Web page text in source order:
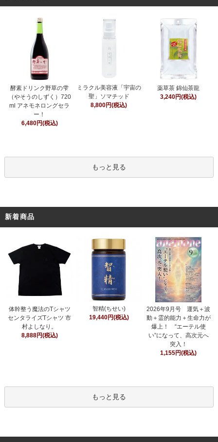
酵素ドリンク野草の雫
（やそうのしずく）720
ml アネモネロングセラ
ー！
6,480円(税込)
ミラクル美容液「宇宙の
聖」ソマチッド
8,800円(税込)
薬草茶 錦仙茶龍
3,240円(税込)
もっと見る
新着商品
体幹整う魔法のTシャツ
センタライズTシャツ 市
村よしなり。
8,888円(税込)
智精(ちせい)
19,440円(税込)
2026年9月号 運気＋波
動＋霊的能力＋生命力が
爆上！ “エーテル使
い”になって、高次元へ
突入！
1,155円(税込)
もっと見る